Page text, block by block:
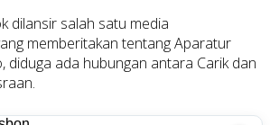
dilansir salah satu media
memberitakan tentang Aparatur
diduga ada hubungan antara Carik dan